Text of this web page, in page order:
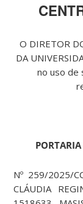
O DIRETOR
DA
no uso de
Nº 259/2025/
CLÁUDIA